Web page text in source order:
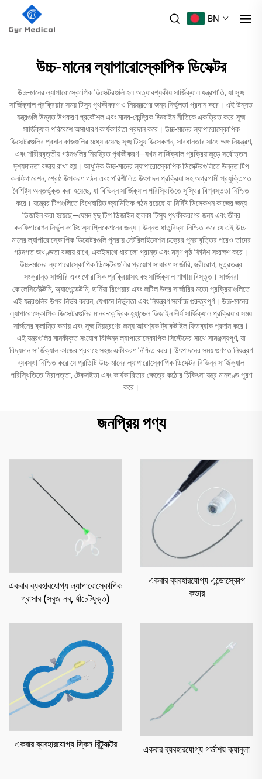
BN
উচ্চ-মানের ল্যাপারোস্কোপিক ডিসেক্টর
উচ্চ-মানের ল্যাপারোস্কোপিক ডিসেক্টরগুলি হল অত্যাবশ্যকীয় সার্জিক্যাল যন্ত্রপাতি, যা সূক্ষ্ম
সার্জিক্যাল প্রক্রিয়ার সময় টিস্যু পৃথকীকরণ ও নিয়ন্ত্রণের জন্য নির্ভুলতা প্রদান করে। এই উন্নত
যন্ত্রগুলি উন্নত উপকরণ প্রকৌশল এবং মানব-কেন্দ্রিক ডিজাইন নীতিকে একত্রিত করে সূক্ষ্ম
সার্জিক্যাল পরিবেশে অসাধারণ কার্যকারিতা প্রদান করে। উচ্চ-মানের ল্যাপারোস্কোপিক
ডিসেক্টরগুলির প্রধান কাজগুলির মধ্যে রয়েছে সূক্ষ্ম টিস্যু ডিসেকশন, সাবধানতার সাথে অঙ্গ নিয়ন্ত্রণ,
এবং শারীরবৃত্তীয় গঠনগুলির নিয়ন্ত্রিত পৃথকীকরণ—যখন সার্জিক্যাল প্রক্রিয়াজুড়ে সর্বোত্তম
দৃশ্যমানতা বজায় রাখা হয়। আধুনিক উচ্চ-মানের ল্যাপারোস্কোপিক ডিসেক্টরগুলিতে উন্নত টিপ
কনফিগারেশন, শ্রেষ্ঠ উপকরণ গঠন এবং পরিশীলিত উৎপাদন প্রক্রিয়া সহ অগ্রগামী প্রযুক্তিগত
বৈশিষ্ট্য অন্তর্ভুক্ত করা হয়েছে, যা বিভিন্ন সার্জিক্যাল পরিস্থিতিতে সুস্থির বিশ্বস্ততা নিশ্চিত
করে। যন্ত্রের টিপগুলিতে বিশেষায়িত জ্যামিতিক গঠন রয়েছে যা নির্দিষ্ট ডিসেকশন কাজের জন্য
ডিজাইন করা হয়েছে—যেমন মৃদু টিপ ডিজাইন হালকা টিস্যু পৃথকীকরণের জন্য এবং তীব্র
কনফিগারেশন নির্ভুল কাটিং অ্যাপ্লিকেশনের জন্য। উন্নত ধাতুবিদ্যা নিশ্চিত করে যে এই উচ্চ-
মানের ল্যাপারোস্কোপিক ডিসেক্টরগুলি পুনরায় স্টেরিলাইজেশন চক্রের পুনরাবৃত্তির পরেও তাদের
গঠনগত অখণ্ডতা বজায় রাখে, একইসাথে ধারালো প্রান্ত এবং মসৃণ পৃষ্ঠ ফিনিশ সংরক্ষণ করে।
উচ্চ-মানের ল্যাপারোস্কোপিক ডিসেক্টরগুলির প্রয়োগ সাধারণ সার্জারি, স্ত্রীরোগ, মূত্রতন্ত্র
সংক্রান্ত সার্জারি এবং থোরাসিক প্রক্রিয়াসহ বহু সার্জিক্যাল শাখায় বিস্তৃত। সার্জনরা
কোলেসিস্টেক্টমি, অ্যাপেন্ডেক্টমি, হার্নিয়া রিপেয়ার এবং জটিল উদর সার্জারির মতো প্রক্রিয়াগুলিতে
এই যন্ত্রগুলির উপর নির্ভর করেন, যেখানে নির্ভুলতা এবং নিয়ন্ত্রণ সর্বোচ্চ গুরুত্বপূর্ণ। উচ্চ-মানের
ল্যাপারোস্কোপিক ডিসেক্টরগুলির মানব-কেন্দ্রিক হ্যান্ডেল ডিজাইন দীর্ঘ সার্জিক্যাল প্রক্রিয়ার সময়
সার্জনের ক্লান্তি কমায় এবং সূক্ষ্ম নিয়ন্ত্রণের জন্য আবশ্যক ট্যাকটাইল ফিডব্যাক প্রদান করে।
এই যন্ত্রগুলির মানকীকৃত সংযোগ বিভিন্ন ল্যাপারোস্কোপিক সিস্টেমের সাথে সামঞ্জস্যপূর্ণ, যা
বিদ্যমান সার্জিক্যাল কাজের প্রবাহে সহজ একীকরণ নিশ্চিত করে। উৎপাদনের সময় গুণগত নিয়ন্ত্রণ
ব্যবস্থা নিশ্চিত করে যে প্রতিটি উচ্চ-মানের ল্যাপারোস্কোপিক ডিসেক্টর বিভিন্ন সার্জিক্যাল
পরিস্থিতিতে নিরাপত্তা, টেকসইতা এবং কার্যকারিতার ক্ষেত্রে কঠোর চিকিৎসা যন্ত্র মানদণ্ড পূরণ
করে।
জনপ্রিয় পণ্য
একবার ব্যবহারযোগ্য ল্যাপারোস্কোপিক
গ্রাসার (সবুজ নব, র্যাচেটযুক্ত)
একবার ব্যবহারযোগ্য এন্ডোস্কোপ
কভার
একবার ব্যবহারযোগ্য স্কিন রিট্র্যাক্টর একবার ব্যবহারযোগ্য গর্ভাশয় ক্যানুলা